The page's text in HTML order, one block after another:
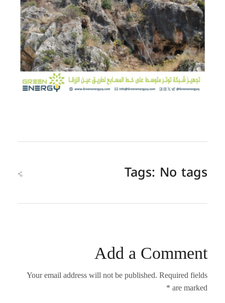
Tags: No tags
Add a Comment
Your email address will not be published. Required fields
are marked *